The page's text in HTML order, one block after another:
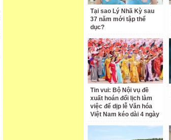
Tại sao Lý Nhã Kỳ sau
37 năm mới tập thể
dục?
Tin vui: Bộ Nội vụ đề
xuất hoán đổi lịch làm
việc để dịp lễ Văn hóa
Việt Nam kéo dài 4 ngày